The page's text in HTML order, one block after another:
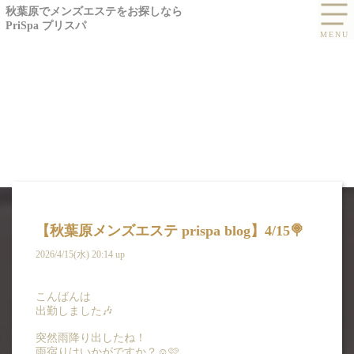
秋葉原でメンズエステをお探しなら
PriSpa プリスパ
【秋葉原メンズエステ prispa blog】️4/15🍭
2026/4/15(水) 20:14 up
こんばんは
出勤しました🎶
突然雨降り出したね！